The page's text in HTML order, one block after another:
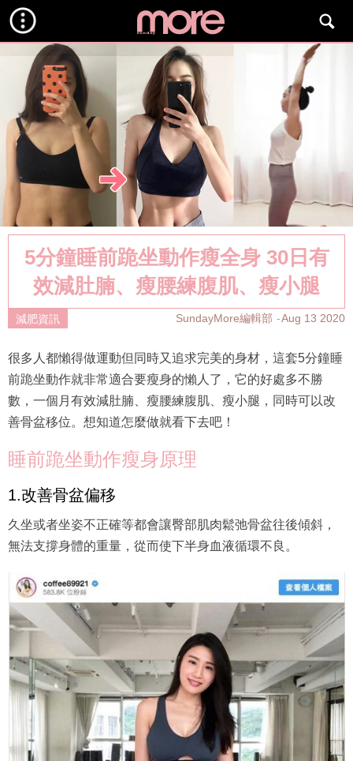
5分鐘睡前跪坐動作瘦全身 30日有
效減肚腩、瘦腰練腹肌、瘦小腿
減肥資訊 SundayMore編輯部 Aug 13 2020
很多人都懶得做運動但同時又追求完美的身材，這套5分鐘睡
前跪坐動作就非常適合要瘦身的懶人了，它的好處多不勝
數，一個月有效減肚腩、瘦腰練腹肌、瘦小腿，同時可以改
善骨盆移位。想知道怎麼做就看下去吧！
睡前跪坐動作瘦身原理
1.改善骨盆偏移
久坐或者坐姿不正確等都會讓臀部肌肉鬆弛骨盆往後傾斜，
無法支撐身體的重量，從而使下半身血液循環不良。